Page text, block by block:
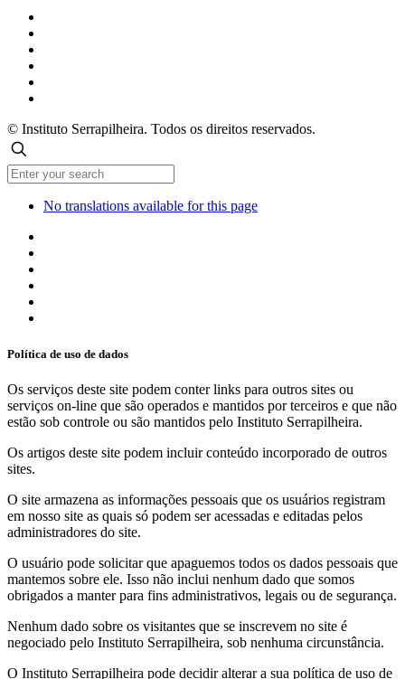
© Instituto Serrapilheira. Todos os direitos reservados.
No translations available for this page
Política de uso de dados
Os serviços deste site podem conter links para outros sites ou
serviços on-line que são operados e mantidos por terceiros e que não
estão sob controle ou são mantidos pelo Instituto Serrapilheira.
Os artigos deste site podem incluir conteúdo incorporado de outros
sites.
O site armazena as informações pessoais que os usuários registram
em nosso site as quais só podem ser acessadas e editadas pelos
administradores do site.
O usuário pode solicitar que apaguemos todos os dados pessoais que
mantemos sobre ele. Isso não inclui nenhum dado que somos
obrigados a manter para fins administrativos, legais ou de segurança.
Nenhum dado sobre os visitantes que se inscrevem no site é
negociado pelo Instituto Serrapilheira, sob nenhuma circunstância.
O Instituto Serrapilheira pode decidir alterar a sua política de uso de